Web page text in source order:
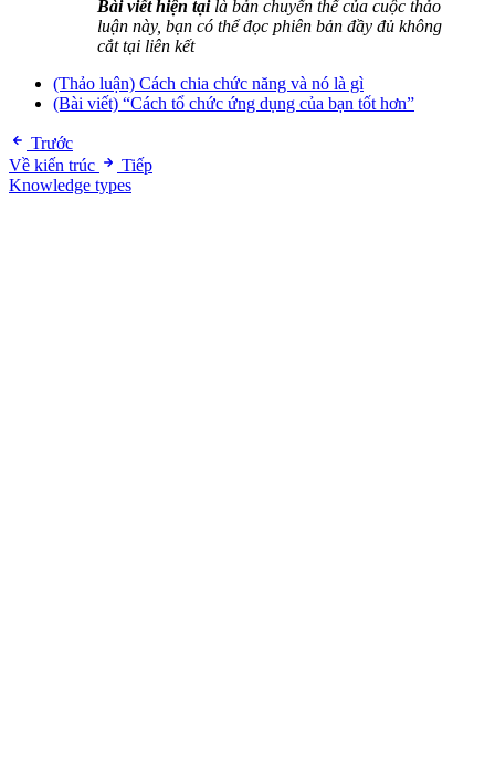
Bài viết hiện tạilà bản chuyển thể của cuộc thảo
luận này, bạn có thể đọc phiên bản đầy đủ không
cắt tại liên kết
(Thảo luận) Cách chia chức năng và nó là gì
(Bài viết) “Cách tổ chức ứng dụng của bạn tốt hơn”
Trước
Về kiến trúc
Tiếp
Knowledge types